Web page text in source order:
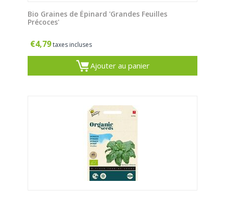
Bio Graines de Épinard 'Grandes Feuilles
Précoces'
€4,79taxes incluses
Ajouter au panier